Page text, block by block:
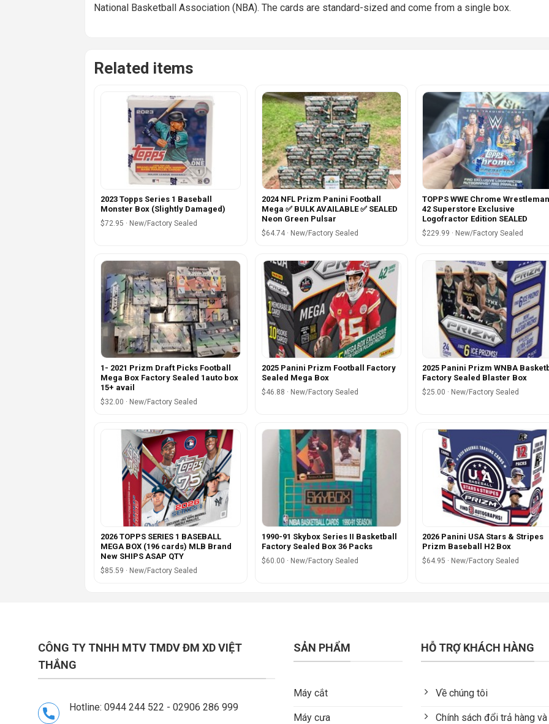
National Basketball Association (NBA). The cards are standard-sized and come from a single box.
Related items
2023 Topps Series 1 Baseball
Monster Box (Slightly Damaged)
$72.95 · New/Factory Sealed
2024 NFL Prizm Panini Football
Mega ✅ BULK AVAILABLE ✅ SEALED
Neon Green Pulsar
$64.74 · New/Factory Sealed
TOPPS WWE Chrome
42 Superstore Exclusive
Logofractor Edition SEALED
$229.99 · New/Factory Sealed
1- 2021 Prizm Draft Picks Football
Mega Box Factory Sealed 1auto box
15+ avail
$32.00 · New/Factory Sealed
2025 Panini Prizm Football Factory
Sealed Mega Box
$46.88 · New/Factory Sealed
2025 Panini Prizm WNBA
Factory Sealed Blaster Box
$25.00 · New/Factory Sealed
2026 TOPPS SERIES 1 BASEBALL
MEGA BOX (196 cards) MLB Brand
New SHIPS ASAP QTY
$85.59 · New/Factory Sealed
1990-91 Skybox Series II Basketball
Factory Sealed Box 36 Packs
$60.00 · New/Factory Sealed
2026 Panini USA Stars & Stripes
Prizm Baseball H2 Box
$64.95 · New/Factory Sealed
CÔNG TY TNHH MTV TMDV ĐM XD VIỆT
THẮNG
Hotline: 0944 244 522 - 02906 286 999
SẢN PHẨM
Máy cắt
Máy cưa
HỖ TRỢ KHÁCH HÀNG
Về chúng tôi
Chính sách đổi trả hàng